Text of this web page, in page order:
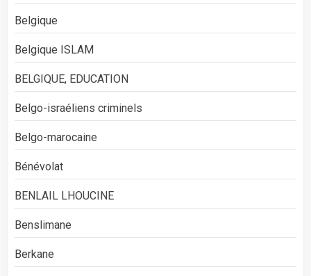
Belgique
Belgique ISLAM
BELGIQUE, EDUCATION
Belgo-israéliens criminels
Belgo-marocaine
Bénévolat
BENLAIL LHOUCINE
Benslimane
Berkane